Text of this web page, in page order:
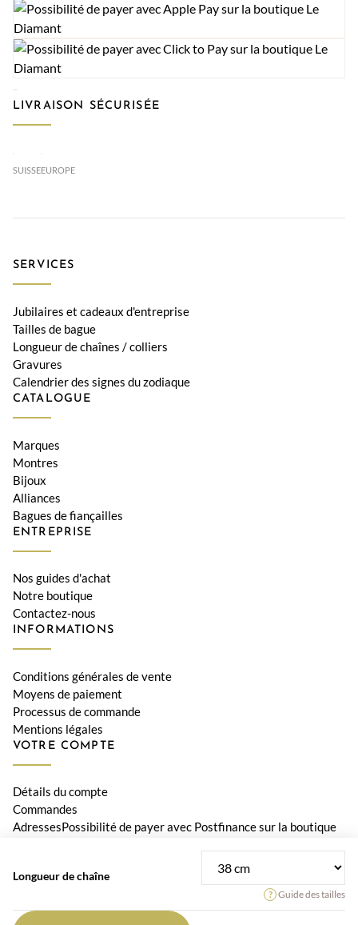
Longueur de chaîne
Guide des tailles
LIVRAISON SÉCURISÉE
SUISSEEUROPE
SERVICES
Jubilaires et cadeaux d'entreprise
Tailles de bague
Longueur de chaînes / colliers
Gravures
Calendrier des signes du zodiaque
CATALOGUE
Marques
Montres
Bijoux
Alliances
Bagues de fiançailles
ENTREPRISE
Nos guides d'achat
Notre boutique
Contactez-nous
INFORMATIONS
Conditions générales de vente
Moyens de paiement
Processus de commande
Mentions légales
VOTRE COMPTE
Détails du compte
Commandes
AdressesPossibilité de payer avec Postfinance sur la boutique
© 2026 Bijouterie Le Diamant, Orwa SA • Tous les prix incluent la